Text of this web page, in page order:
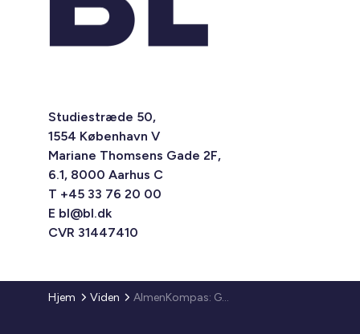
Studiestræde 50,
1554 København V
Mariane Thomsens Gade 2F,
6.1, 8000 Aarhus C
T +45 33 76 20 00
E bl@bl.dk
CVR 31447410
Hjem Viden AlmenKompas: Guides og værktøjer